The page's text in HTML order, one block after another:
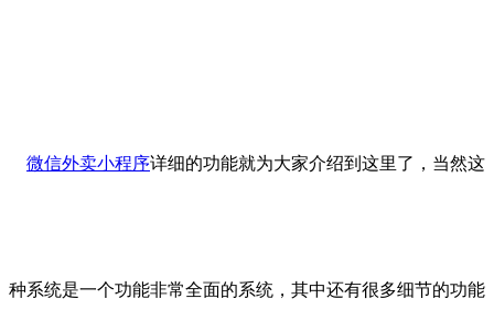
微信外卖小程序详细的功能就为大家介绍到这里了，当然这
种系统是一个功能非常全面的系统，其中还有很多细节的功能